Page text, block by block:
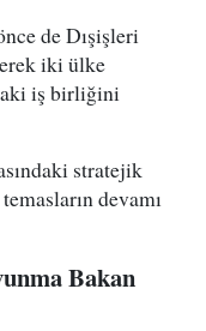
de Dışişleri
iki ülke
iş birliğini
stratejik
devamı
Bakan